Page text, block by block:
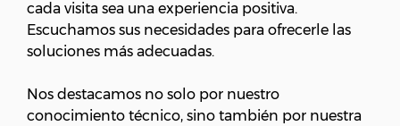
cada visita sea una experiencia positiva.
Escuchamos sus necesidades para ofrecerle las
soluciones más adecuadas.
Nos destacamos no solo por nuestro
conocimiento técnico, sino también por nuestra